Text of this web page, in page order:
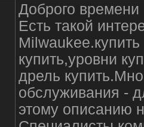
Доброго времени
Есть такой
купить,уровни
дрель
обслуживания -
этому описанию